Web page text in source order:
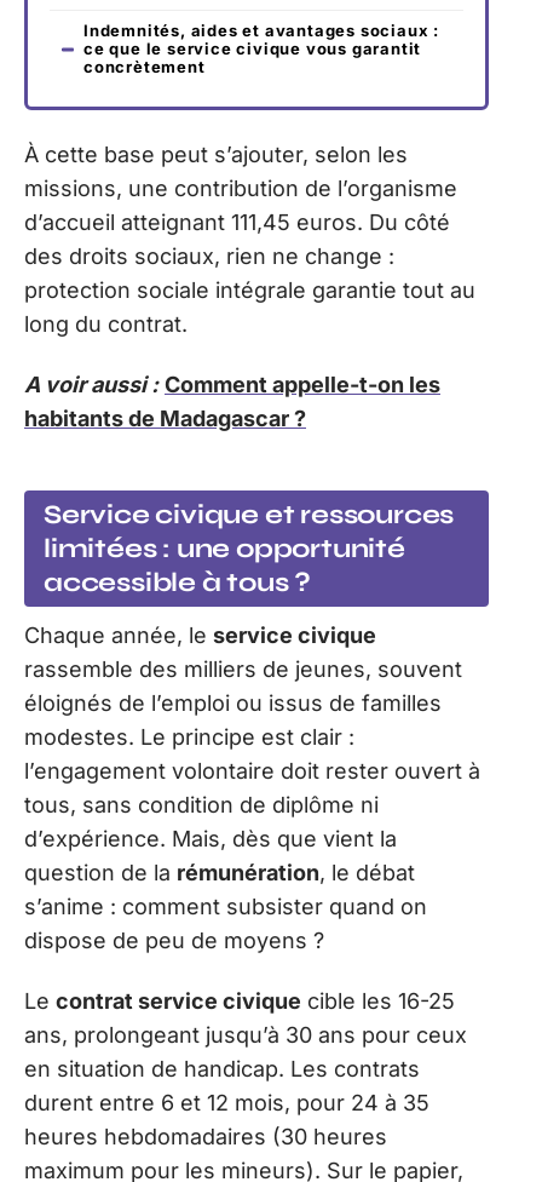
Indemnités, aides et avantages sociaux :
ce que le service civique vous garantit
concrètement
À cette base peut s’ajouter, selon les
missions, une contribution de l’organisme
d’accueil atteignant 111,45 euros. Du côté
des droits sociaux, rien ne change :
protection sociale intégrale garantie tout au
long du contrat.
A voir aussi : Comment appelle-t-on les
habitants de Madagascar ?
Service civique et ressources
limitées : une opportunité
accessible à tous ?
Chaque année, le service civique
rassemble des milliers de jeunes, souvent
éloignés de l’emploi ou issus de familles
modestes. Le principe est clair :
l’engagement volontaire doit rester ouvert à
tous, sans condition de diplôme ni
d’expérience. Mais, dès que vient la
question de la rémunération, le débat
s’anime : comment subsister quand on
dispose de peu de moyens ?
Le contrat service civique cible les 16-25
ans, prolongeant jusqu’à 30 ans pour ceux
en situation de handicap. Les contrats
durent entre 6 et 12 mois, pour 24 à 35
heures hebdomadaires (30 heures
maximum pour les mineurs). Sur le papier,